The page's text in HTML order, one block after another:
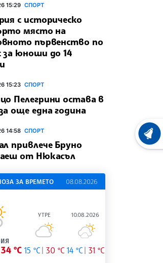
15:29 СПОРТ
с историческо
място на
първенство по
за юноши до 14
15:23 СПОРТ
Пелегрини остава в
още една година
14:58 СПОРТ
привлече Бруно
от Нюкасъл
ЗА ВРЕМЕТО 08.08.2026
34 °C
УТРЕ
15 °C 30 °C
10.08.2026
14 °C 31 °C